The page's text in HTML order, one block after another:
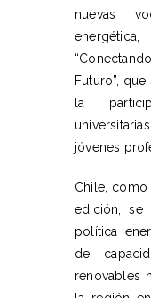
nuevas
Futuro”,
la
jóvenes
Chile, como
edición, se
política
de
renovables